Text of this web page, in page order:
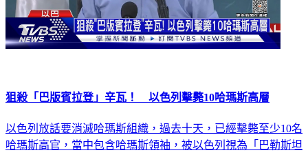
狙殺「巴版賓拉登」辛瓦！ 以色列擊斃10哈瑪斯高層
以色列放話要消滅哈瑪斯組織，過去十天，已經擊斃至少10名
哈瑪斯高官，當中包含哈瑪斯領袖，被以色列視為「巴勒斯坦